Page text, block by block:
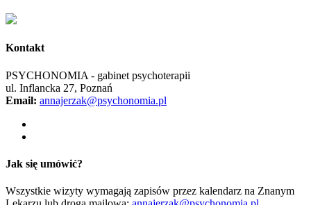
Kontakt
PSYCHONOMIA - gabinet psychoterapii
ul. Inflancka 27, Poznań
Email: annajerzak@psychonomia.pl
Jak się umówić?
Wszystkie wizyty wymagają zapisów przez kalendarz na Znanym